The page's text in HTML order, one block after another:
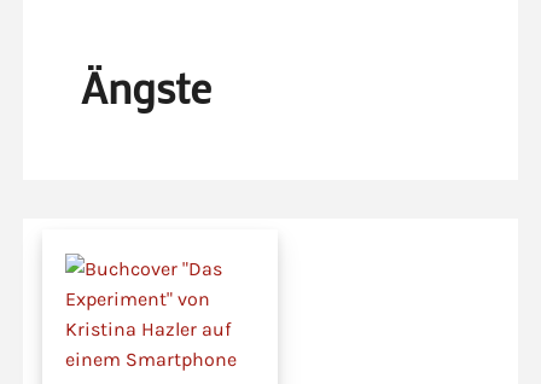
Ängste